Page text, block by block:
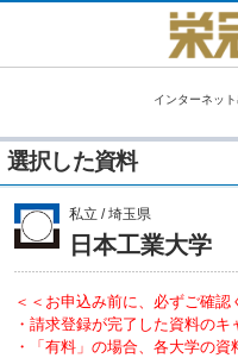
インターネッ
選択した資料
私立 / 埼玉県
日本工業大学
＜＜お申込み前に、必ずご確認
・請求登録が完了した資料のキ
・「有料」の場合、各大学の